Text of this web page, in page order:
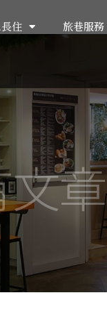
住 旅巷服務
章